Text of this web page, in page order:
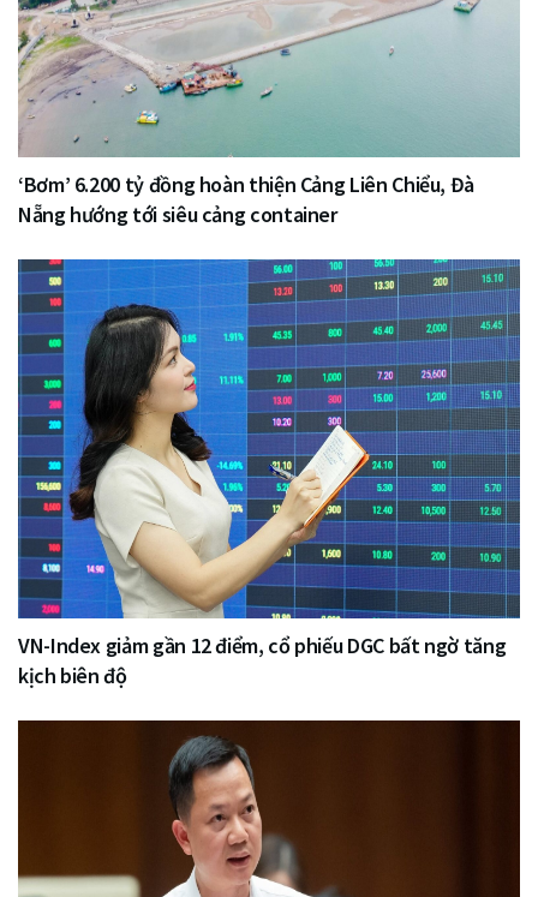
‘Bơm’ 6.200 tỷ đồng hoàn thiện Cảng Liên Chiểu, Đà
Nẵng hướng tới siêu cảng container
VN-Index giảm gần 12 điểm, cổ phiếu DGC bất ngờ tăng
kịch biên độ